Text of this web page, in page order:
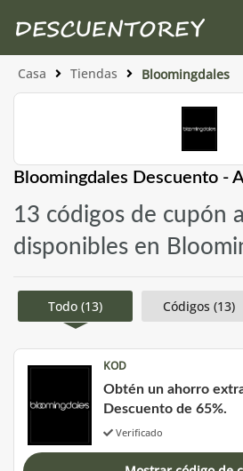
Casa Tiendas Bloomingdales
Bloomingdales Descuento -
13 códigos de cupón
disponibles en
Todo (13) Códigos (13)
KOD
Obtén un ahorro
Descuento de 65%.
Verificado